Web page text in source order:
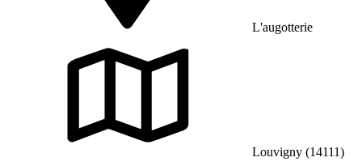
L'augotterie
Louvigny (14111)